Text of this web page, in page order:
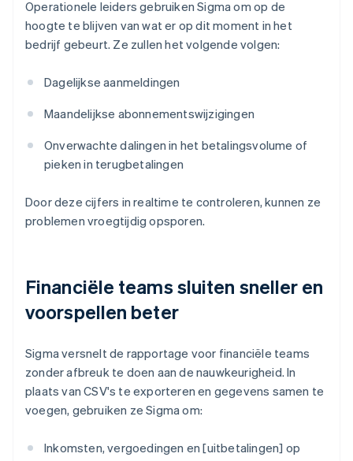
Operationele leiders gebruiken Sigma om op de
hoogte te blijven van wat er op dit moment in het
bedrijf gebeurt. Ze zullen het volgende volgen:
Dagelijkse aanmeldingen
Maandelijkse abonnementswijzigingen
Onverwachte dalingen in het betalingsvolume of
pieken in terugbetalingen
Door deze cijfers in realtime te controleren, kunnen ze
problemen vroegtijdig opsporen.
Financiële teams sluiten sneller en
voorspellen beter
Sigma versnelt de rapportage voor financiële teams
zonder afbreuk te doen aan de nauwkeurigheid. In
plaats van CSV's te exporteren en gegevens samen te
voegen, gebruiken ze Sigma om:
Inkomsten, vergoedingen en [uitbetalingen] op